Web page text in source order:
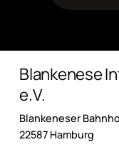
Blankenese
e.V.
Blankeneser
22587 Hamburg